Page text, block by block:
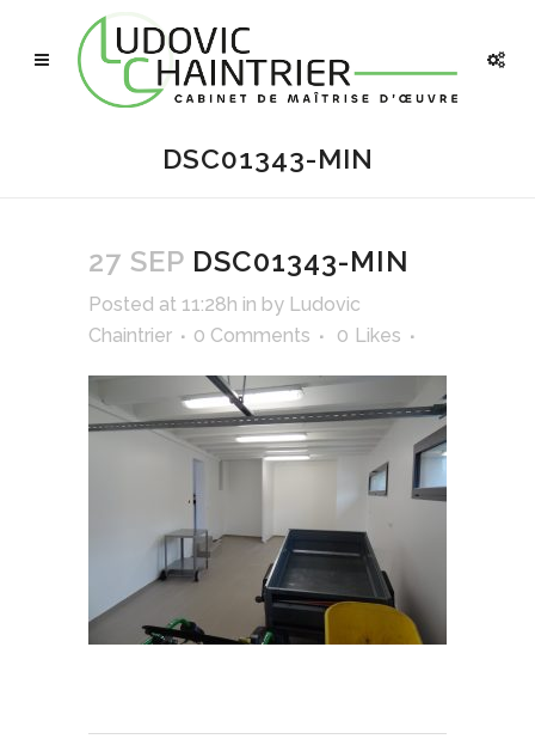
DSC01343-MIN
27 SEP DSC01343-MIN
Posted at 11:28h in by Ludovic
Chaintrier
0 Comments 0 Likes